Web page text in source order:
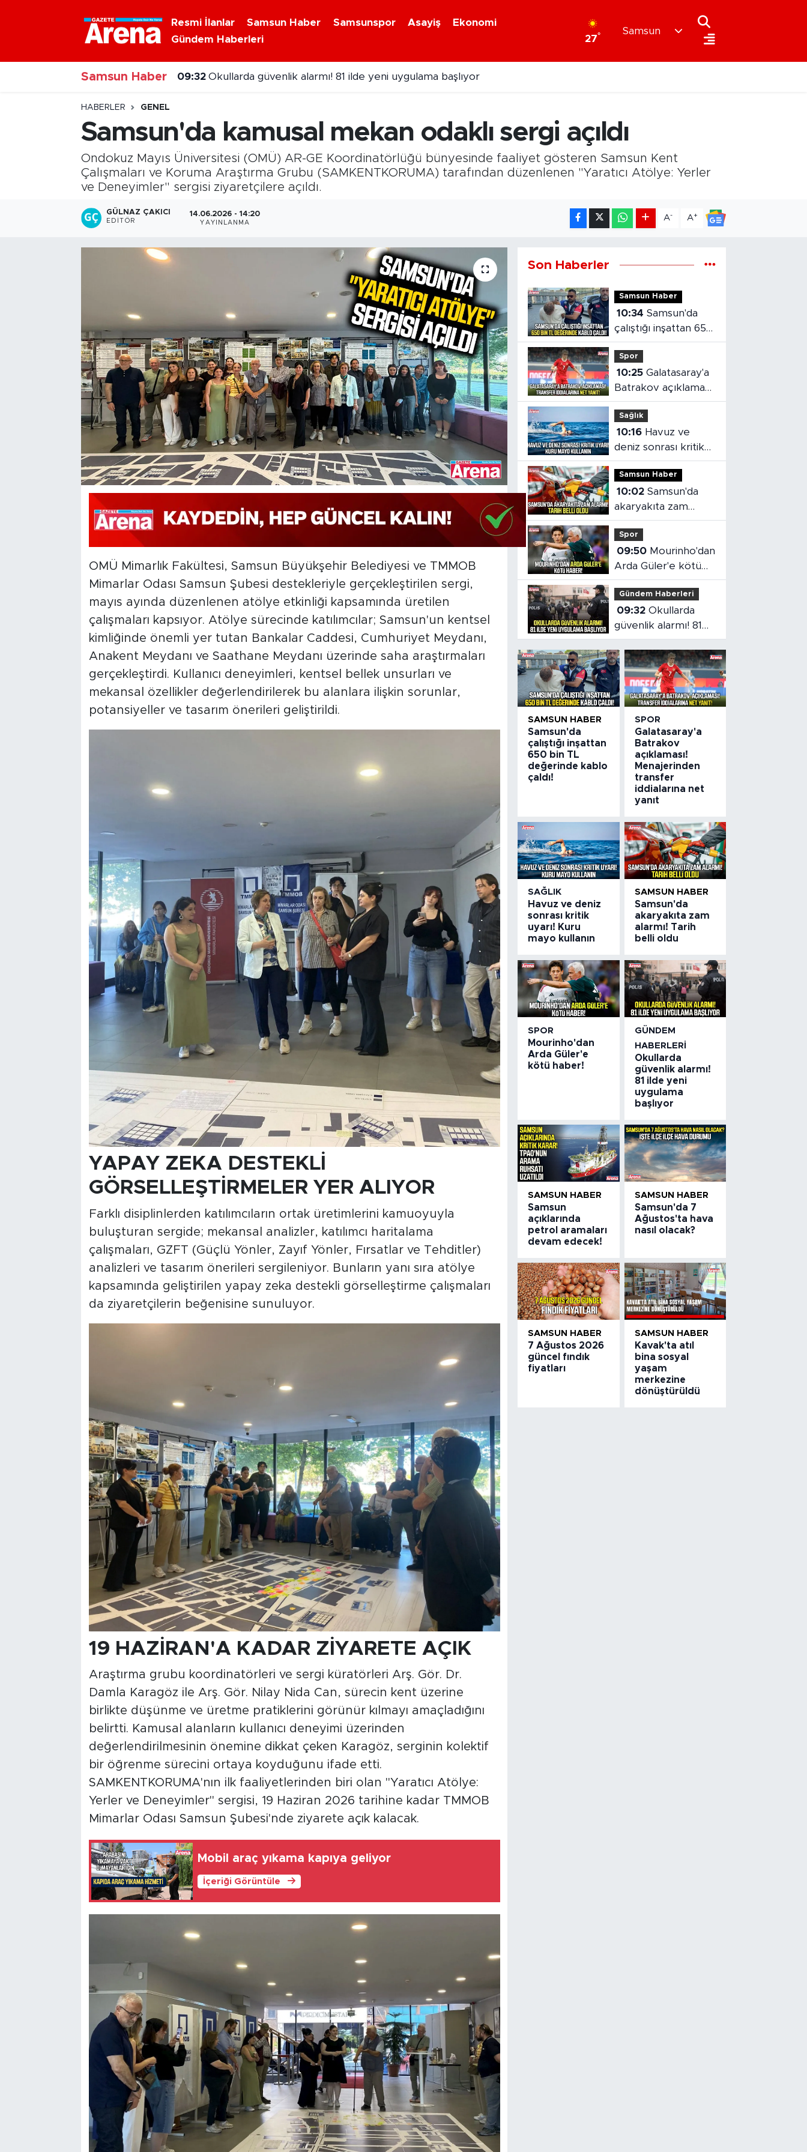
Resmi İlanlar Samsun Haber Samsunspor Asayiş
Ekonomi
Gündem Haberleri
27°
Samsun
Samsun Haber
HABERLER GENEL
Samsun'da kamusal mekan odaklı sergi açıldı
Ondokuz Mayıs Üniversitesi (OMÜ) AR-GE Koordinatörlüğü bünyesinde faaliyet gösteren Samsun Kent
Çalışmaları ve Koruma Araştırma Grubu (SAMKENTKORUMA) tarafından düzenlenen "Yaratıcı Atölye: Yerler
ve Deneyimler" sergisi ziyaretçilere açıldı.
GÜLNAZ ÇAKICI
EDITÖR
14.06.2026 - 14:20
YAYINLANMA
A- A+
OMÜ Mimarlık Fakültesi, Samsun Büyükşehir Belediyesi ve TMMOB
Mimarlar Odası Samsun Şubesi destekleriyle gerçekleştirilen sergi,
mayıs ayında düzenlenen atölye etkinliği kapsamında üretilen
çalışmaları kapsıyor. Atölye sürecinde katılımcılar; Samsun'un kentsel
kimliğinde önemli yer tutan Bankalar Caddesi, Cumhuriyet Meydanı,
Anakent Meydanı ve Saathane Meydanı üzerinde saha araştırmaları
gerçekleştirdi. Kullanıcı deneyimleri, kentsel bellek unsurları ve
mekansal özellikler değerlendirilerek bu alanlara ilişkin sorunlar,
potansiyeller ve tasarım önerileri geliştirildi.
YAPAY ZEKA DESTEKLİ
GÖRSELLEŞTİRMELER YER ALIYOR
Farklı disiplinlerden katılımcıların ortak üretimlerini kamuoyuyla
buluşturan sergide; mekansal analizler, katılımcı haritalama
çalışmaları, GZFT (Güçlü Yönler, Zayıf Yönler, Fırsatlar ve Tehditler)
analizleri ve tasarım önerileri sergileniyor. Bunların yanı sıra atölye
kapsamında geliştirilen yapay zeka destekli görselleştirme çalışmaları
da ziyaretçilerin beğenisine sunuluyor.
19 HAZİRAN'A KADAR ZİYARETE AÇIK
Araştırma grubu koordinatörleri ve sergi küratörleri Arş. Gör. Dr.
Damla Karagöz ile Arş. Gör. Nilay Nida Can, sürecin kent üzerine
birlikte düşünme ve üretme pratiklerini görünür kılmayı amaçladığını
belirtti. Kamusal alanların kullanıcı deneyimi üzerinden
değerlendirilmesinin önemine dikkat çeken Karagöz, serginin kolektif
bir öğrenme sürecini ortaya koyduğunu ifade etti.
SAMKENTKORUMA'nın ilk faaliyetlerinden biri olan "Yaratıcı Atölye:
Yerler ve Deneyimler" sergisi, 19 Haziran 2026 tarihine kadar TMMOB
Mimarlar Odası Samsun Şubesi'nde ziyarete açık kalacak.
Mobil araç yıkama kapıya geliyor
İçeriği Görüntüle
Son Haberler
Samsun Haber
10:34 Samsun'da
çalıştığı inşattan 650
bin TL değerinde
kablo çaldı!
Spor
10:25 Galatasaray'a
Batrakov açıklaması!
Menajerinden
transfer iddialarına
net yanıt
Sağlık
10:16
deniz sonrası kritik
uyarı! Kuru mayo
kullanın
Samsun Haber
10:02 Samsun'da
akaryakıta zam
alarmı! Tarih belli
oldu
Spor
09:50
Arda Güler'e kötü
haber!
Gündem Haberleri
09:32 Okullarda
güvenlik alarmı! 81
ilde yeni uygulama
başlıyor
SAMSUN HABER
Samsun'da
çalıştığı inşattan
650 bin TL
değerinde kablo
çaldı!
SPOR
Galatasaray'a
Batrakov
açıklaması!
Menajerinden
transfer
iddialarına net
yanıt
SAĞLIK
Havuz ve deniz
sonrası kritik
uyarı! Kuru
mayo kullanın
SAMSUN HABER
Samsun'da
akaryakıta zam
alarmı! Tarih
belli oldu
SPOR
Mourinho'dan
Arda Güler'e
kötü haber!
GÜNDEM
HABERLERI
Okullarda
güvenlik alarmı!
81 ilde yeni
uygulama
başlıyor
SAMSUN HABER
Samsun
açıklarında
petrol aramaları
devam edecek!
SAMSUN HABER
Samsun'da 7
Ağustos'ta hava
nasıl olacak?
SAMSUN HABER
7 Ağustos 2026
güncel fındık
fiyatları
SAMSUN HABER
Kavak'ta atıl
bina sosyal
yaşam
merkezine
dönüştürüldü
Nöbetçi Eczaneler
Hava Durumu
Samsun Namaz Vakitleri
Trafik Durumu
Süper Lig Puan Durumu ve Fikstür
Son Dakika Haberleri